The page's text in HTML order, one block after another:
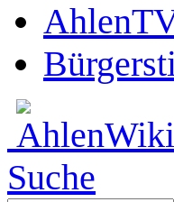
Suche